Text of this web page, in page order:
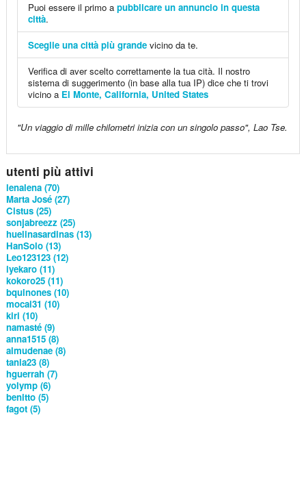
Puoi essere il primo a pubblicare un annuncio in questa
città.
Sceglie una città più grandevicino da te.
Verifica di aver scelto correttamente la tua cità. Il nostro
sistema di suggerimento (in base alla tua IP) dice che ti trovi
vicino a El Monte, California, United States
"Un viaggio di mille chilometri inizia con un singolo passo", Lao Tse.
utenti più attivi
lenalena (70)
Marta José (27)
Cistus (25)
sonjabreezz (25)
huelinasardinas (13)
HanSolo (13)
Leo123123 (12)
iyekaro (11)
kokoro25 (11)
bquinones (10)
mocai31 (10)
kiri (10)
namasté (9)
anna1515 (8)
almudenae (8)
tania23 (8)
hguerrah (7)
yolymp (6)
benitto (5)
fagot (5)